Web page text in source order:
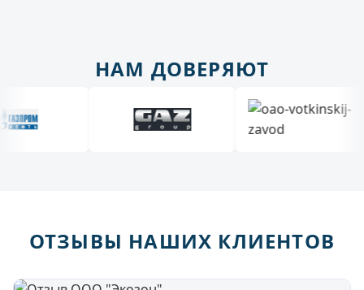
НАМ ДОВЕРЯЮТ
ОТЗЫВЫ НАШИХ КЛИЕНТОВ